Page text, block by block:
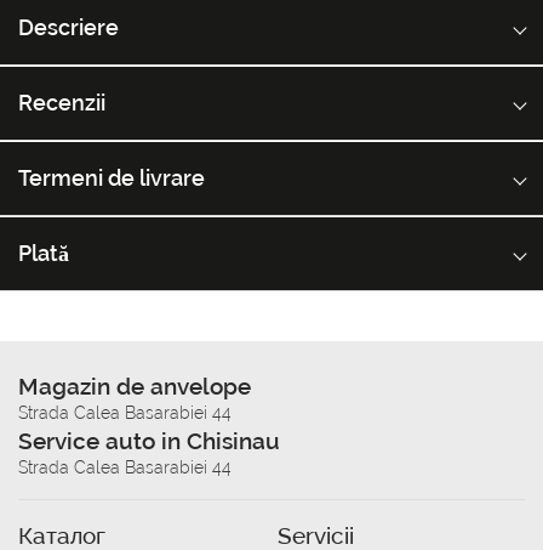
Descriere
Recenzii
Termeni de livrare
Plată
Magazin de anvelope
Strada Calea Basarabiei 44
Service auto in Chisinau
Strada Calea Basarabiei 44
Каталог Servicii